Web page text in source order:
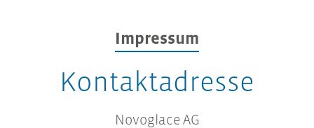
Impressum
Kontaktadresse
Novoglace AG